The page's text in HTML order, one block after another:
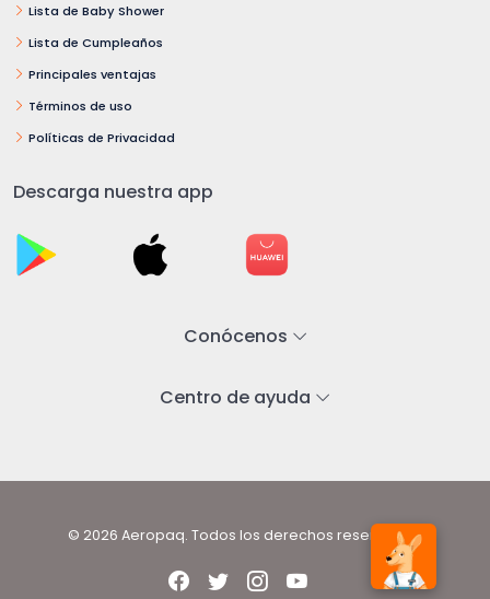
Lista de Baby Shower
Lista de Cumpleaños
Principales ventajas
Términos de uso
Políticas de Privacidad
Descarga nuestra app
Conócenos
Centro de ayuda
© 2026 Aeropaq. Todos los derechos reservados.